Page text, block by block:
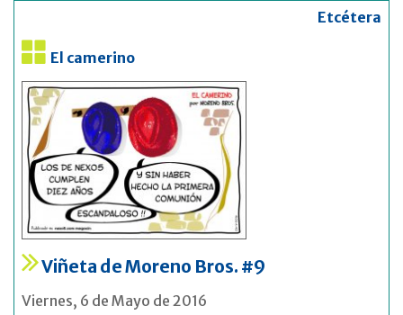
Etcétera
El camerino
Viñeta de Moreno Bros. #9
Viernes, 6 de Mayo de 2016